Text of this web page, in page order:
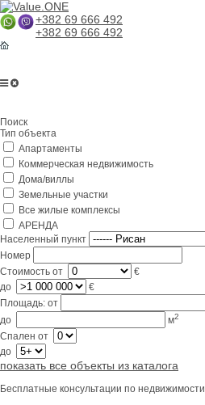
+382 69 666 492
+382 69 666 492
Lifestyle
Контакты
Поиск
Тип объекта
Апартаменты
Коммерческая недвижимость
Дома/виллы
Земельные участки
Все жилые комплексы
АРЕНДА
Населенный пункт
Номер
Стоимость от
€
до
€
Площадь: от
до м2
Спален от
до
показать все объекты из каталога
Бесплатные консультации по недвижимости